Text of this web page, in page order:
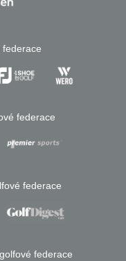
federace
federace
federace
federace